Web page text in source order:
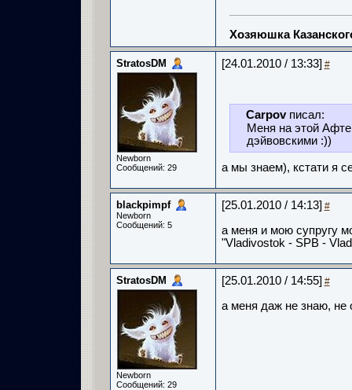
Хозяюшка
StratosDM
Newborn
Сообщений: 29
[24.01.2010 / 13:33] #
Carpovписал:
Меня на этой
дэйвовскими :))
а мы знаем), кстати я
blackpimpf
Newborn
Сообщений: 5
[25.01.2010 / 14:13] #
а меня и мою супругу
"Vladivostok - SPB -
StratosDM
Newborn
Сообщений: 29
[25.01.2010 / 14:55] #
а меня даж не знаю, не